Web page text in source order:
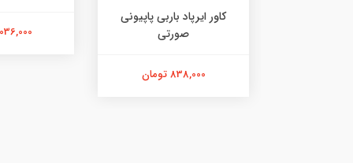
کاور ایرپاد باربی پاپیونی
صورتی
838,000 تومان
1,036,000